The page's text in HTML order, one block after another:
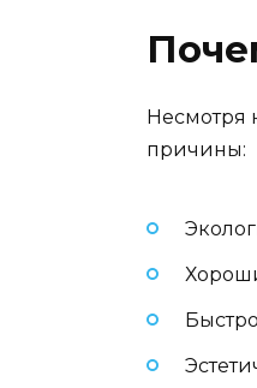
Несмотря
причины: